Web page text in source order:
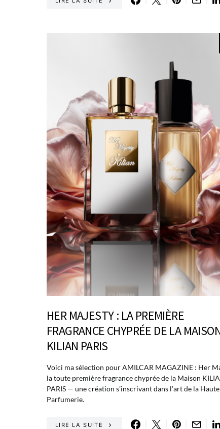
HER MAJESTY : LA PREMIÈRE
FRAGRANCE CHYPRÉE DE LA
KILIAN PARIS
Voici ma sélection pour AMILCAR MAGAZINE : Her
la toute première fragrance chyprée de la Maison
PARIS — une création s’inscrivant dans l’art de la Haute
Parfumerie.
LIRE LA SUITE